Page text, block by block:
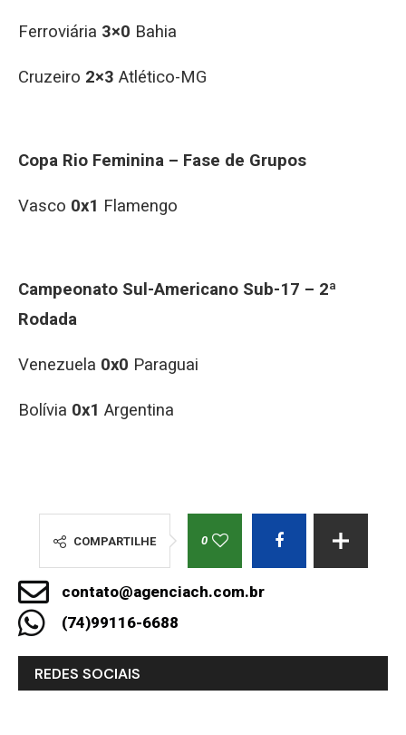
Ferroviária 3×0 Bahia
Cruzeiro 2×3 Atlético-MG
Copa Rio Feminina – Fase de Grupos
Vasco 0x1 Flamengo
Campeonato Sul-Americano Sub-17 – 2ª
Rodada
Venezuela 0x0 Paraguai
Bolívia 0x1 Argentina
COMPARTILHE 0
contato@agenciach.com.br
(74)99116-6688
REDES SOCIAIS